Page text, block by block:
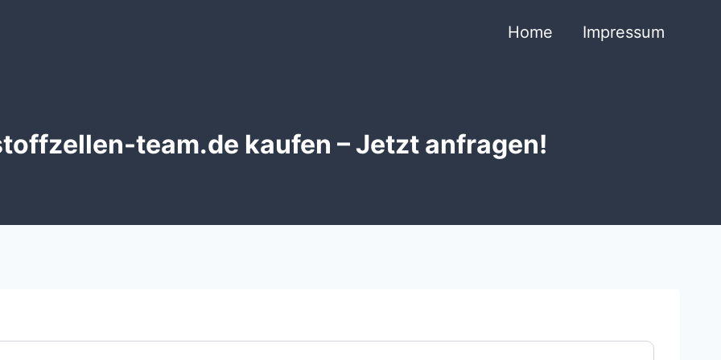
Home Impressum
team.de kaufen – Jetzt anfragen!